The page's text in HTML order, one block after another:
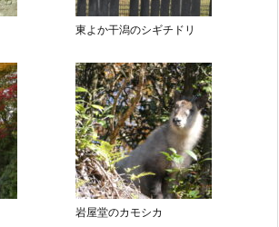
東よか干潟のシギチドリ
岩屋堂のカモシカ